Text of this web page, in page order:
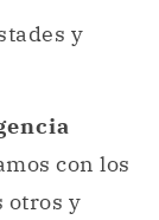
y
con los
otros y